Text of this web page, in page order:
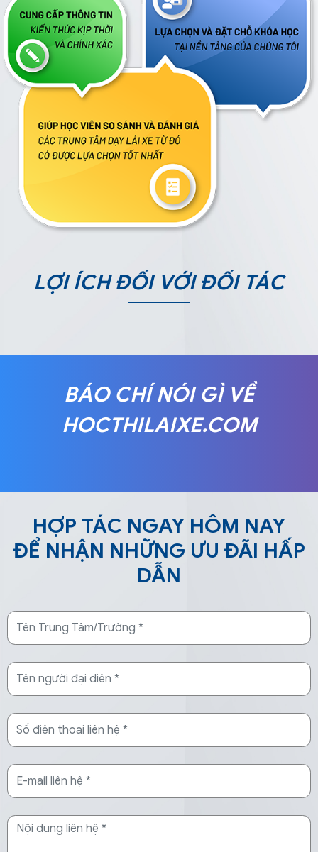
LỢI ÍCH ĐỐI VỚI ĐỐI TÁC
BÁO CHÍ NÓI GÌ VỀ
HOCTHILAIXE.COM
HỢP TÁC NGAY HÔM NAY
ĐỂ NHẬN NHỮNG ƯU ĐÃI HẤP
DẪN